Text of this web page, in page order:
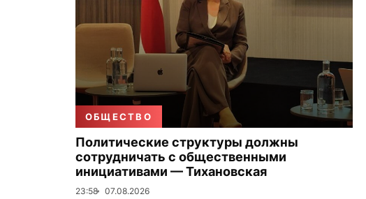
ОБЩЕСТВО
Политические структуры должны
сотрудничать с общественными
инициативами — Тихановская
23:58 07.08.2026